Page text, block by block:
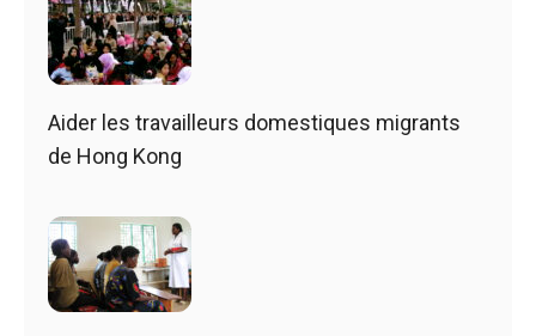
Aider les travailleurs domestiques migrants
de Hong Kong